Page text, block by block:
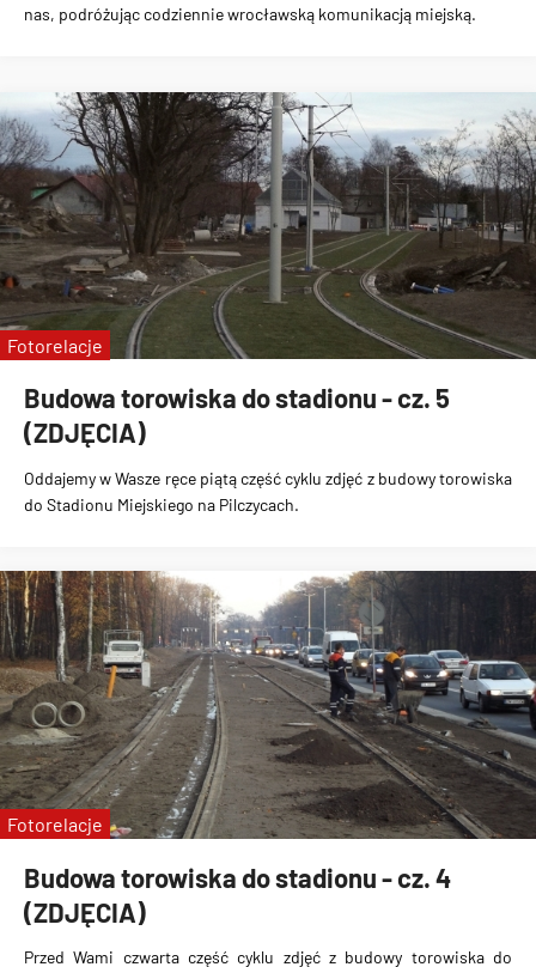
nas, podróżując codziennie wrocławską komunikacją miejską.
Budowa torowiska do stadionu - cz. 5
(ZDJĘCIA)
Oddajemy w Wasze ręce piątą część cyklu zdjęć z budowy torowiska
do Stadionu Miejskiego na Pilczycach.
Fotorelacje
Budowa torowiska do stadionu - cz. 4
(ZDJĘCIA)
Przed Wami czwarta część cyklu zdjęć z budowy torowiska do
Fotorelacje